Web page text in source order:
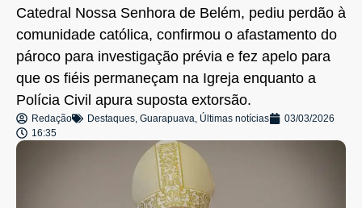
Catedral Nossa Senhora de Belém, pediu perdão à
comunidade católica, confirmou o afastamento do
pároco para investigação prévia e fez apelo para
que os fiéis permaneçam na Igreja enquanto a
Polícia Civil apura suposta extorsão.
Redação Destaques, Guarapuava, Últimas notícias
03/03/2026
16:35